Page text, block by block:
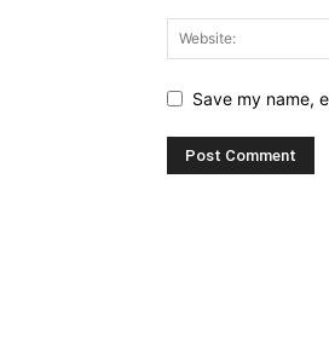
Save my name,